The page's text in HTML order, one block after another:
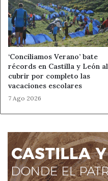
‘Conciliamos Verano’ bate
récords en Castilla y León al
cubrir por completo las
vacaciones escolares
7 Ago 2026